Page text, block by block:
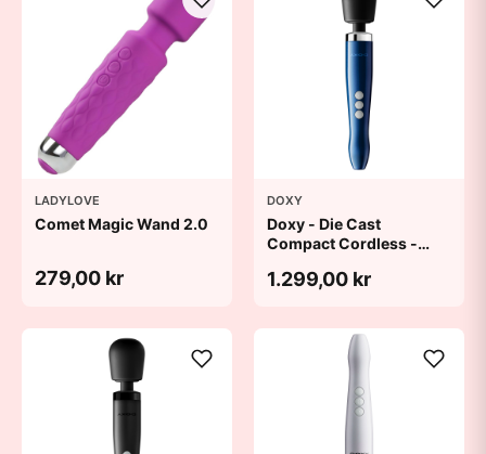
LADYLOVE
Comet Magic Wand 2.0
279,00 kr
DOXY
Doxy - Die Cast
Compact Cordless -
1.299,00 kr